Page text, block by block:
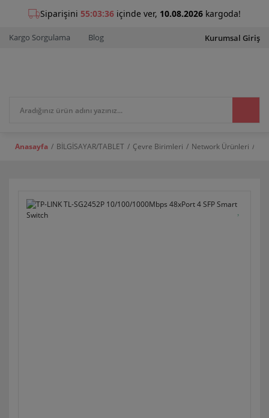
Kargo Sorgulama Blog Kurumsal Giriş
Anasayfa BİLGİSAYAR/TABLET Çevre Birimleri Network Ürünleri